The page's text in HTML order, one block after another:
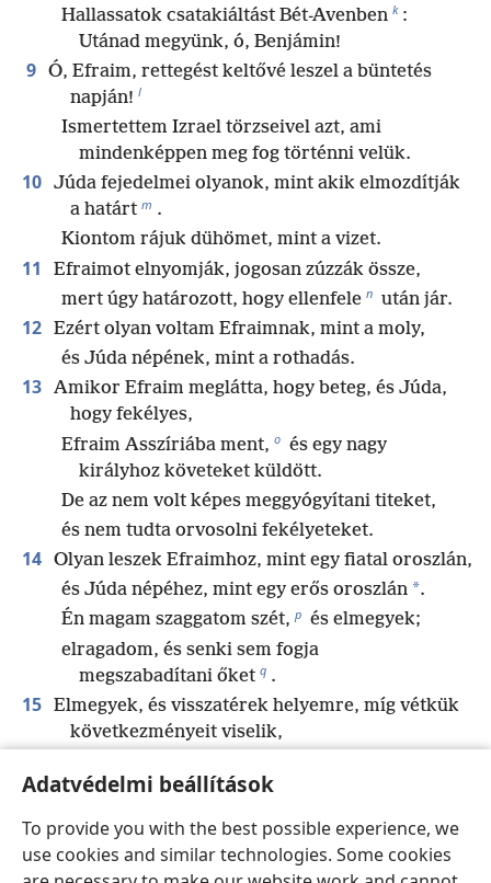
Adatvédelmi beállítások
To provide you with the best possible experience, we
use cookies and similar technologies. Some cookies
Hallassatok csatakiáltást Bét-Avenben k :
Utánad megyünk, ó, Benjámin!
9 Ó, Efraim, rettegést keltővé leszel a büntetés
napján! l
Ismertettem Izrael törzseivel azt, ami
mindenképpen meg fog történni velük.
10 Júda fejedelmei olyanok, mint akik elmozdítják
a határt m .
Kiontom rájuk dühömet, mint a vizet.
11
Efraimot elnyomják, jogosan zúzzák össze,
mert úgy határozott, hogy ellenfele n után jár.
12 Ezért olyan voltam Efraimnak, mint a moly,
és Júda népének, mint a rothadás.
13 Amikor Efraim meglátta, hogy beteg, és Júda,
hogy fekélyes,
Efraim Asszíriába ment, o és egy nagy
királyhoz követeket küldött.
De az nem volt képes meggyógyítani titeket,
és nem tudta orvosolni fekélyeteket.
14 Olyan leszek Efraimhoz, mint egy fiatal oroszlán,
és Júda népéhez, mint egy erős oroszlán *.
Én magam szaggatom szét, p és elmegyek;
elragadom, és senki sem fogja
megszabadítani őket q .
15 Elmegyek, és visszatérek helyemre, míg vétkük
következményeit viselik,
Nyomorúságukban keresni fognak engem.
Előző Következő